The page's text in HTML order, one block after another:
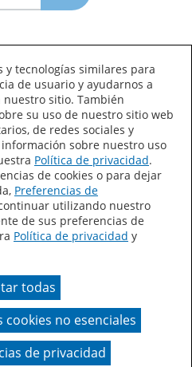
Mapa del sitio
de California
en comparación con la
y tecnologías similares para
de usuario y ayudarnos a
sitio. También
su uso de nuestro sitio web
de redes sociales y
sobre nuestro uso
Política de privacidad.
de cookies o para dejar
Preferencias de
utilizando nuestro
de sus preferencias de
Política de privacidad y
todas
cookies no esenciales
de privacidad